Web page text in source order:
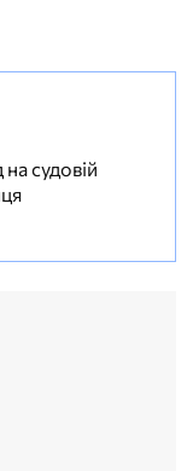
судовій